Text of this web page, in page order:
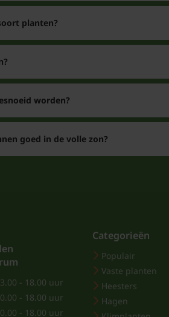
planten?
worden?
goed in de volle zon?
- 18.00 uur
- 18.00 uur
- 18.00 uur
Categorieën
Populair
Vaste planten
Heesters
Hagen